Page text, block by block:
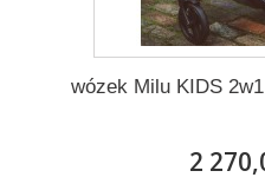
wózek Milu KIDS
2